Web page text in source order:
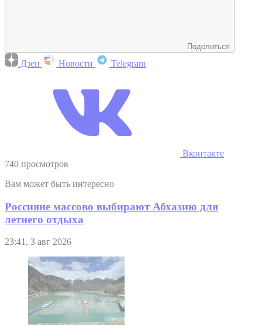
Поделиться
Дзен Новости Telegram
Вконтакте
740 просмотров
Вам может быть интересно
Россияне массово выбирают Абхазию для
летнего отдыха
23:41, 3 авг 2026